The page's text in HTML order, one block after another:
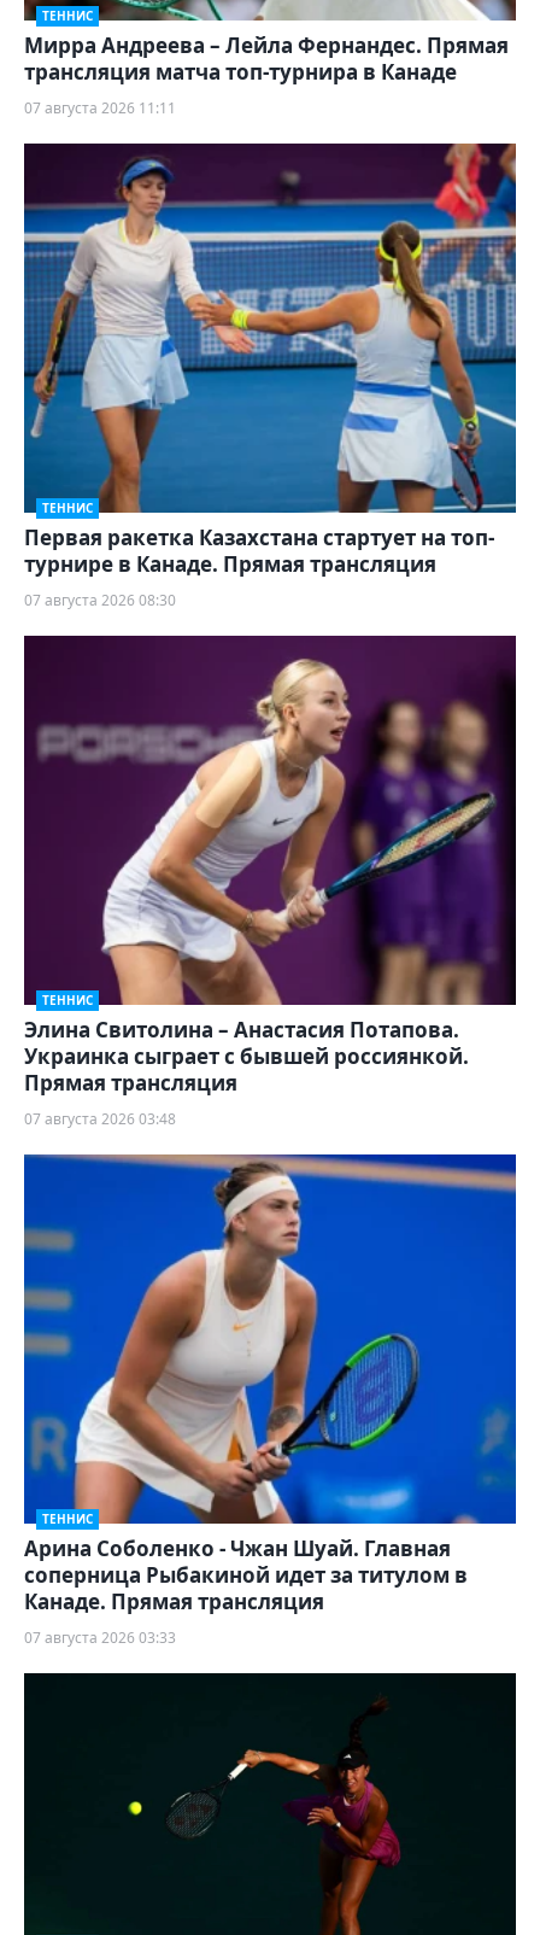
ТЕННИС
Мирра Андреева – Лейла Фернандес. Прямая
трансляция матча топ-турнира в Канаде
07 августа 2026 11:11
ТЕННИС
Первая ракетка Казахстана стартует на топ-
турнире в Канаде. Прямая трансляция
07 августа 2026 08:30
ТЕННИС
Элина Свитолина – Анастасия Потапова.
Украинка сыграет с бывшей россиянкой.
Прямая трансляция
07 августа 2026 03:48
ТЕННИС
Арина Соболенко - Чжан Шуай. Главная
соперница Рыбакиной идет за титулом в
Канаде. Прямая трансляция
07 августа 2026 03:33